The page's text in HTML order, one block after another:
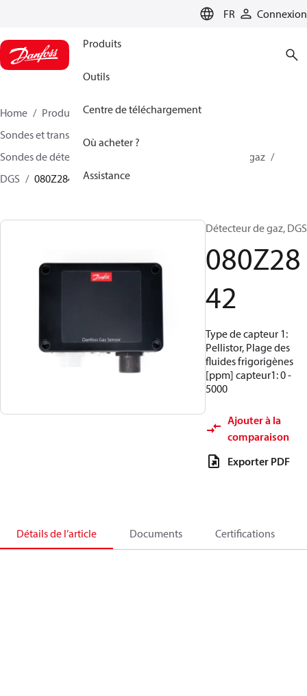
FR Connexion
Produits
Outils
Centre de téléchargement
Où acheter ?
Assistance
Home Produits
Climate Solutions - cooling
Sondes et transmetteurs
Sondes de détection de gaz
Sondes de détection de gaz
DGS
080Z2842
Détecteur de gaz, DGS
080Z28
42
Type de capteur 1:
Pellistor, Plage des
fluides frigorigènes
[ppm] capteur1: 0 -
5000
Ajouter à la
comparaison
Exporter PDF
Détails de l’article Documents Certifications